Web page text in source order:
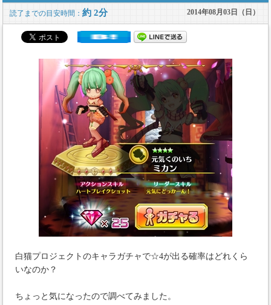
読了までの目安時間：約 2分 2014年08月03日（日）
白猫プロジェクトのキャラガチャで☆4が出る確率はどれくら
いなのか？
ちょっと気になったので調べてみました。